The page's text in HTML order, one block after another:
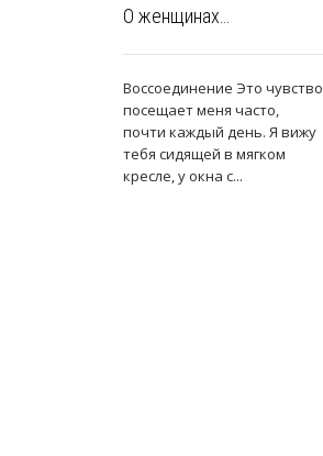
О женщинах…
Воссоединение Это чувство
посещает меня часто,
почти каждый день. Я вижу
тебя сидящей в мягком
кресле, у окна с...